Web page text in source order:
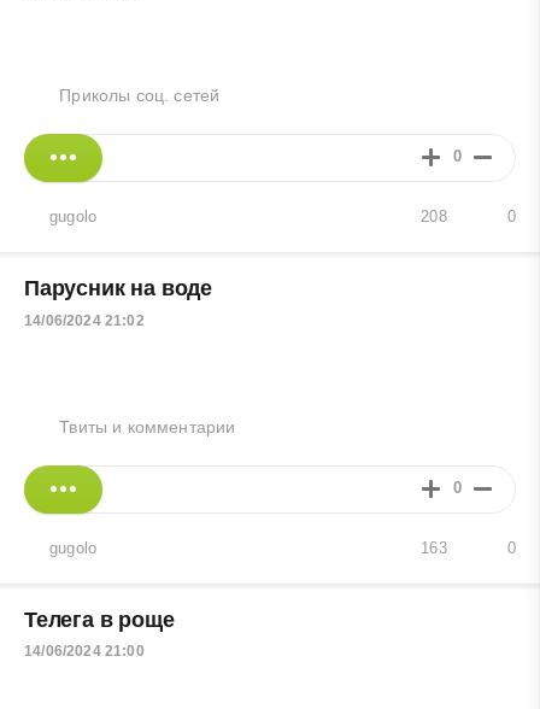
Приколы соц. сетей
0
gugolo 0
208
Парусник на воде
14/06/2024 21:02
Твиты и комментарии
0
gugolo 0
163
Телега в роще
14/06/2024 21:00